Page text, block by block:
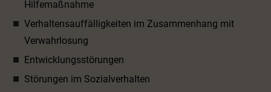
Hilfemaßnahme
Verhaltensauffälligkeiten im Zusammenhang mit
Verwahrlosung
Entwicklungsstörungen
Störungen im Sozialverhalten